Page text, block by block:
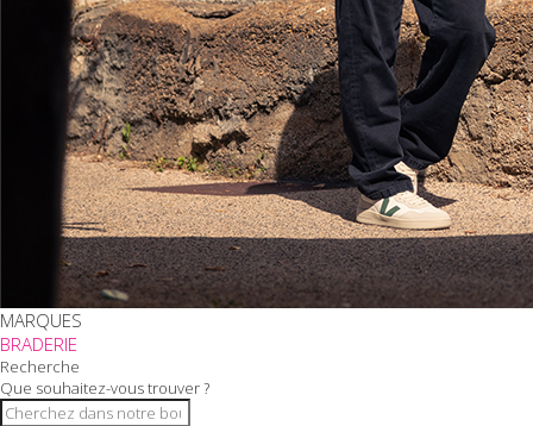
MARQUES
BRADERIE
Recherche
Que souhaitez-vous trouver ?